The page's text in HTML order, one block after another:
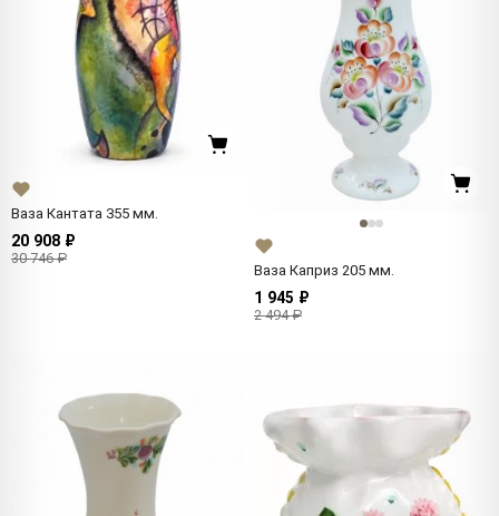
Ваза Кантата 355 мм.
20 908 ₽
30 746 ₽
Ваза Каприз 205 мм.
1 945 ₽
2 494 ₽